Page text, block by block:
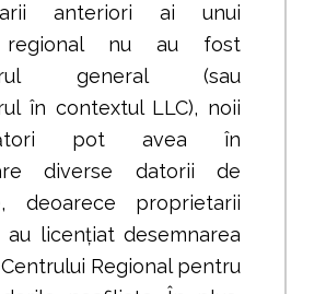
anteriori ai unui
regional nu au fost
general (sau
în contextul LLC), noii
pot avea în
diverse datorii de
deoarece proprietarii
au licențiat desemnarea
Centrului Regional pentru